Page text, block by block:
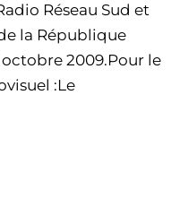
Réseau Sud et
la République
octobre 2009.Pour le
:Le